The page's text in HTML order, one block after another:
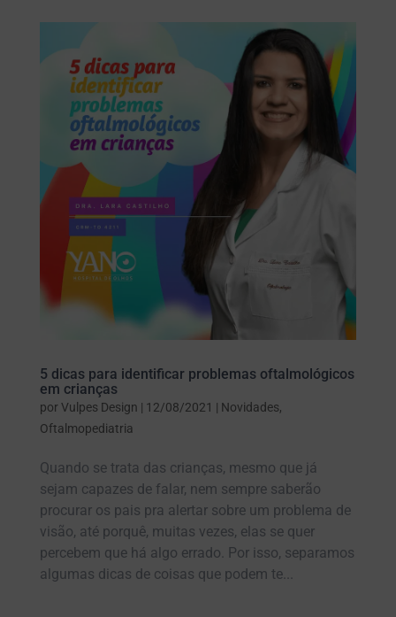
5 dicas para identificar problemas oftalmológicos
em crianças
porVulpes Design | 12/08/2021 | Novidades,
Oftalmopediatria
Quando se trata das crianças, mesmo que já
sejam capazes de falar, nem sempre saberão
procurar os pais pra alertar sobre um problema de
visão, até porquê, muitas vezes, elas se quer
percebem que há algo errado. Por isso, separamos
algumas dicas de coisas que podem te...